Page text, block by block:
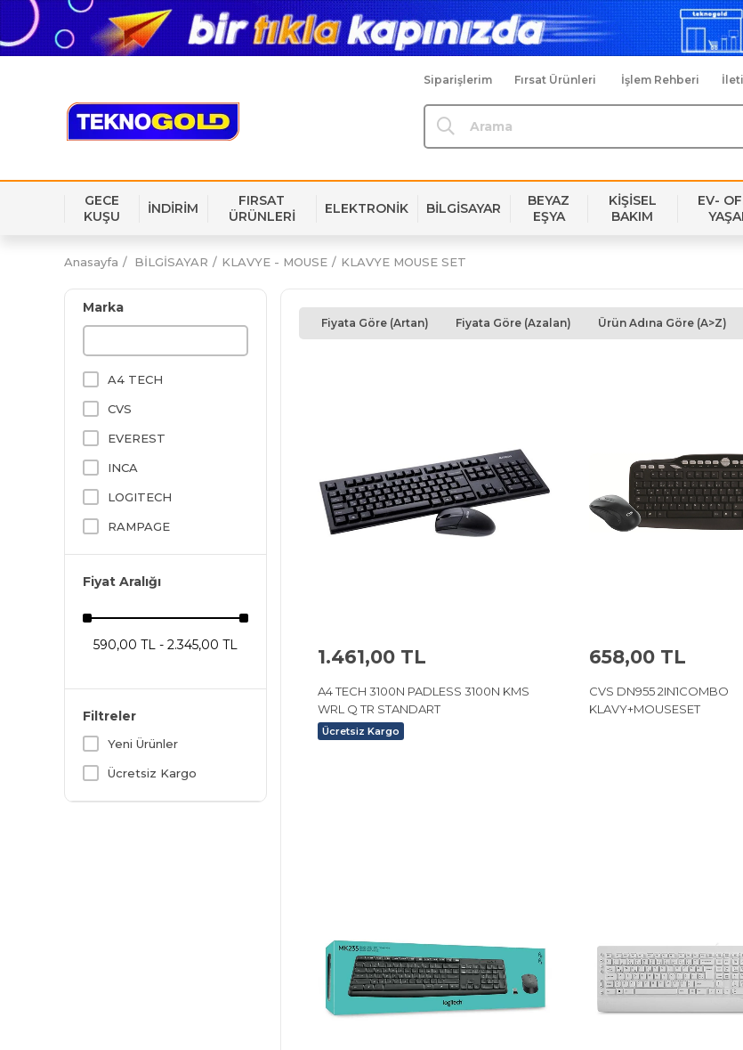
Siparişlerim Fırsat Ürünleri İşlem Rehberi
GECE
KUŞU
İNDİRİM
FIRSAT
ÜRÜNLERİ
ELEKTRONİK BİLGİSAYAR
BEYAZ
EŞYA
KİŞİSEL
BAKIM
EV-
Anasayfa BİLGİSAYAR KLAVYE - MOUSE KLAVYE MOUSE SET
Marka
A4 TECH
CVS
EVEREST
INCA
LOGITECH
RAMPAGE
Fiyat Aralığı
590,00 TL - 2.345,00 TL
Filtreler
Yeni Ürünler
Ücretsiz Kargo
Fiyata Göre (Artan) Fiyata Göre (Azalan) Ürün Adına Göre (A>Z)
1.461,00 TL
A4 TECH 3100N PADLESS 3100N KMS
WRL Q TR STANDART
Ücretsiz Kargo
658,00 TL
CVS DN955 2IN1COMBO
KLAVY+MOUSESET